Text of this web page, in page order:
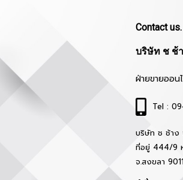
Contact us.
บริษัท ช ช้
ฝ่ายขายออน
Tel :
บริษัท ช ช้าง
ที่อยู่ 444/9
จ.สงขลา